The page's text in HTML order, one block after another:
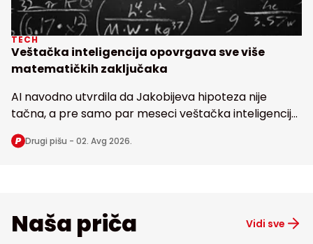
TECH
Veštačka inteligencija opovrgava sve više
matematičkih zaključaka
AI navodno utvrdila da Jakobijeva hipoteza nije
tačna, a pre samo par meseci veštačka inteligencija
dovela u pitanje i poznatu Erdoševu hipotezu, obe
stare bezmalo 100 godina
Drugi pišu - 02. Avg 2026.
Naša priča Vidi sve